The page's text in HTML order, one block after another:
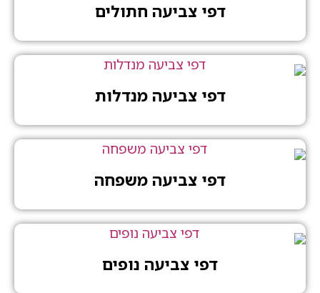
דפי צביעה חתולים
דפי צביעה מנדלות
דפי צביעה משפחה
דפי צביעה נופים